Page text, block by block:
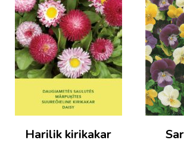
Harilik kirikakar